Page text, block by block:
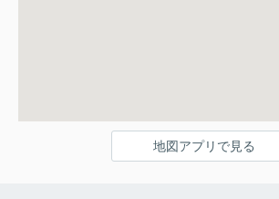
地図アプリで見る